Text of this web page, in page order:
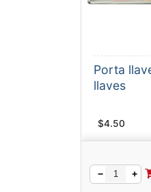
Porta
llaves
$4.50
− +